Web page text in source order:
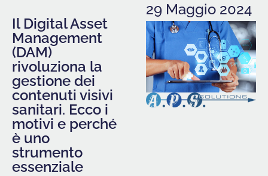
Il Digital Asset
Management
(DAM)
rivoluziona la
gestione dei
contenuti visivi
sanitari. Ecco i
motivi e perché
è uno
strumento
essenziale
29 Maggio 2024